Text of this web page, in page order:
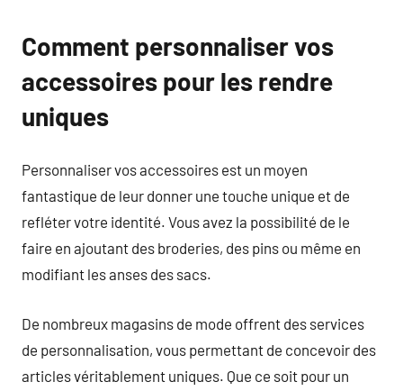
Comment personnaliser vos
accessoires pour les rendre
uniques
Personnaliser vos accessoires est un moyen
fantastique de leur donner une touche unique et de
refléter votre identité. Vous avez la possibilité de le
faire en ajoutant des broderies, des pins ou même en
modifiant les anses des sacs.
De nombreux magasins de mode offrent des services
de personnalisation, vous permettant de concevoir des
articles véritablement uniques. Que ce soit pour un